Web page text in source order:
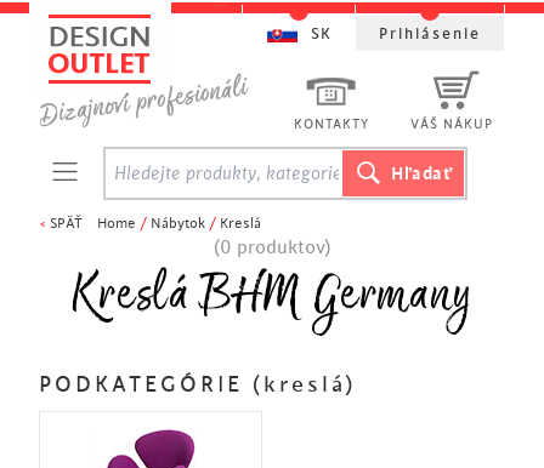
< SPÄŤ Home / Nábytok / Kreslá
(0 produktov)
Kreslá BHM Germany
PODKATEGÓRIE (kreslá)
KONTAKTY VÁŠ NÁKUP
SK Prihlásenie